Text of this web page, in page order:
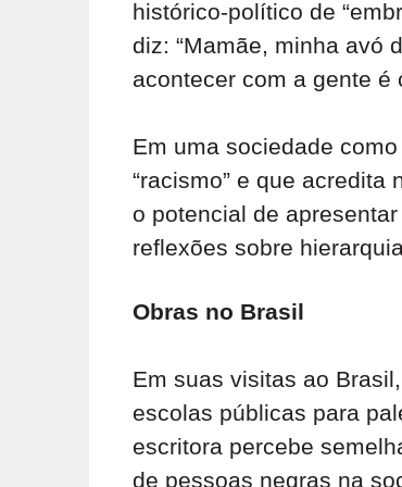
histórico-político de
diz: “Mamãe, minha avó
acontecer com a gente é
Em uma sociedade
“racismo” e que acredita
o potencial de
reflexões sobre
Obras no Brasil
Em suas visitas ao
escolas públicas para
escritora percebe
de pessoas negras na